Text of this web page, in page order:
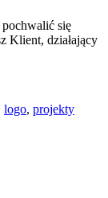
pochwalić się
Klient, działający
logo, projekty